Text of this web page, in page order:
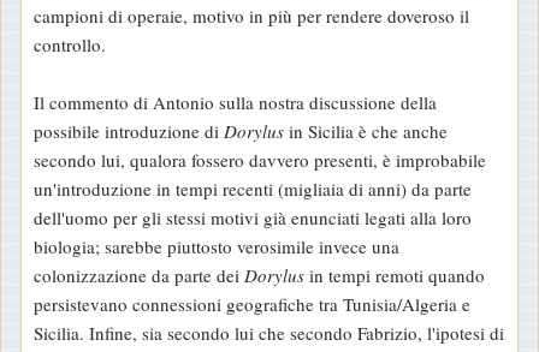
campioni di operaie, motivo in più per rendere doveroso il
controllo.
Il commento di Antonio sulla nostra discussione della
possibile introduzione di Dorylus in Sicilia è che anche
secondo lui, qualora fossero davvero presenti, è improbabile
un'introduzione in tempi recenti (migliaia di anni) da parte
dell'uomo per gli stessi motivi già enunciati legati alla loro
biologia; sarebbe piuttosto verosimile invece una
colonizzazione da parte dei Dorylus in tempi remoti quando
persistevano connessioni geografiche tra Tunisia/Algeria e
Sicilia. Infine, sia secondo lui che secondo Fabrizio, l'ipotesi di